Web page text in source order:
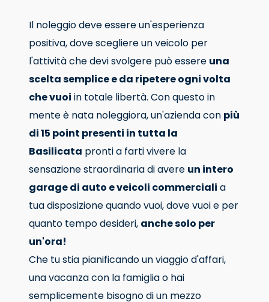
Il noleggio deve essere un'esperienza
positiva, dove scegliere un veicolo per
l'attività che devi svolgere può essere una
scelta semplice e da ripetere ogni volta
che vuoi in totale libertà. Con questo in
mente è nata noleggiora, un'azienda con più
di 15 point presenti in tutta la
Basilicata pronti a farti vivere la
sensazione straordinaria di avere un intero
garage di auto e veicoli commerciali a
tua disposizione quando vuoi, dove vuoi e per
quanto tempo desideri, anche solo per
un'ora!
Che tu stia pianificando un viaggio d'affari,
una vacanza con la famiglia o hai
semplicemente bisogno di un mezzo